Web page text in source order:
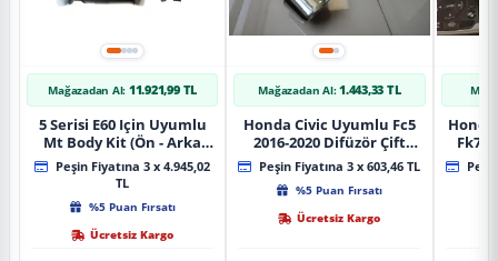
Mağazadan Al: 11.921,99 TL
5 Serisi E60 Için Uyumlu
Mt Body Kit (Ön - Arka
Tampon -Marspiyel )
Peşin Fiyatına 3 x 4.945,02
TL
%5 Puan Fırsatı
Ücretsiz Kargo
Mağazadan Al: 1.443,33 TL
Honda Civic Uyumlu Fc5
2016-2020 Difüzör Çift
Çıkış İçin Egzoz Seti
Peşin Fiyatına 3 x 603,46 TL
%5 Puan Fırsatı
Ücretsiz Kargo
Fk7